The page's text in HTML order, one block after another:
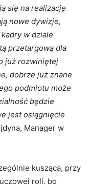
się na realizację
nowe dywizje,
w dziale
przetargową dla
już rozwiniętej
dobrze już znane
podmiotu może
będzie
jest osiągnięcie
Manager w
kusząca, przy
roli, bo